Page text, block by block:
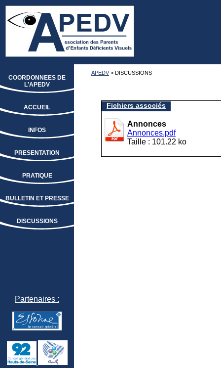
COORDONNEES DE
L'APEDV
ACCUEIL
INFOS
PRESENTATION
PRATIQUE
BULLETIN ET PRESSE
DISCUSSIONS
Partenaires :
APEDV> DISCUSSIONS
Fichiers associés
Annonces
Annonces.pdf
Taille : 101.22 ko